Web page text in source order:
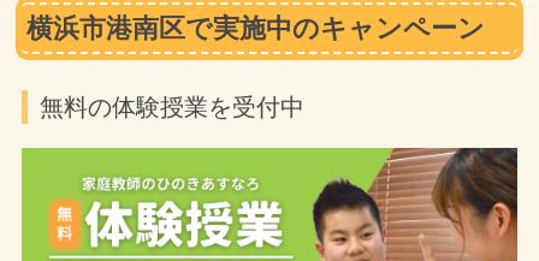
横浜市港南区で実施中のキャンペーン
無料の体験授業を受付中